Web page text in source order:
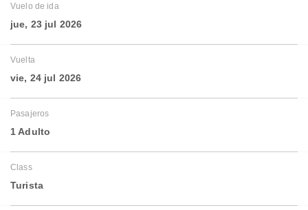
Vuelo de ida
jue, 23 jul 2026
Vuelta
vie, 24 jul 2026
Pasajeros
1 Adulto
Class
Turista